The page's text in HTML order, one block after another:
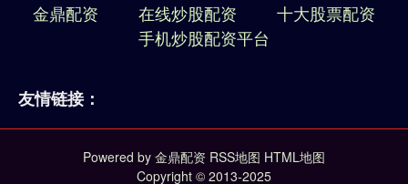
金鼎配资 在线炒股配资
十大股票配资
手机炒股配资平台
友情链接：
Powered by 金鼎配资 RSS地图 HTML地图
Copyright © 2013-2025